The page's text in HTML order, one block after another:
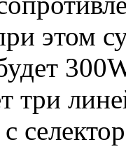
этом
три